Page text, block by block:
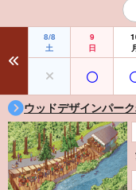
8/8
土
9
日
ウッドデザインパー